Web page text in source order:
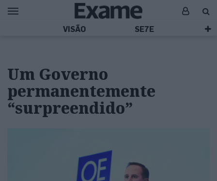
VISÃO SE7E
Um Governo
permanentemente
“surpreendido”